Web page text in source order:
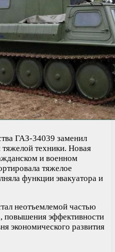
ГАЗ-34039 заменил
тяжелой техники. Новая
и военном
тяжелое
функции эвакуатора и
неотъемлемой частью
повышения эффективности
экономического развития